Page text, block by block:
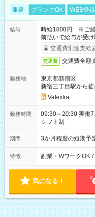
派遣 ブランクOK WEB登
給与
時給1800円 ※ご経
前払いで給与が受
交通費別途支給
交通費 交通費全額
勤務地
東京都新宿区
新宿三丁目駅から
Valextra
勤務時間
09:30～20:30 実働7.5時間／休憩1.5時間 営業時間に合わせた
シフト制
期間 3か月程度の短期予
特徴 副業・WワークOK /
気になる！